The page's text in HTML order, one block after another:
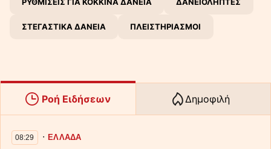
ΣΤΕΓΑΣΤΙΚΑ ΔΑΝΕΙΑ ΠΛΕΙΣΤΗΡΙΑΣΜΟΙ
Ροή Ειδήσεων Δημοφιλή
08:29 ∙ΕΛΛΑΔΑ